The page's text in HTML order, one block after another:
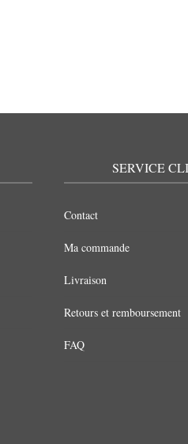
SERVICE
Contact
Ma commande
Livraison
Retours et remboursement
FAQ